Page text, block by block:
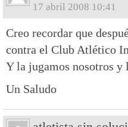
17 abril 2008 10:41
Creo recordar que
contra el Club Atlético
Y la jugamos nosotros y
Un Saludo